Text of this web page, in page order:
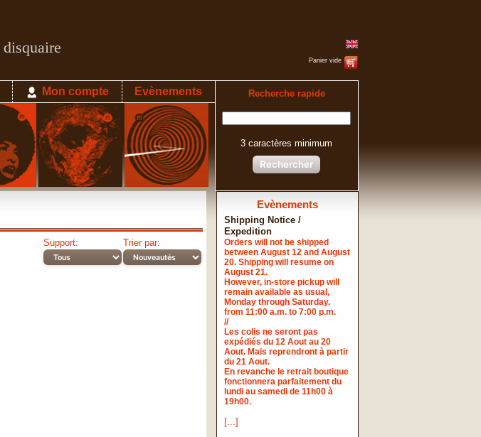
disquaire
Panier vide
Mon compte Evènements Recherche rapide
3 caractères minimum
Rechercher
Evènements
Shipping Notice /
Expedition
Orders will not be shipped
between August 12 and August
20. Shipping will resume on
August 21.
However, in-store pickup will
remain available as usual,
Monday through Saturday,
from 11:00 a.m. to 7:00 p.m.
//
Les colis ne seront pas
expédiés du 12 Aout au 20
Aout. Mais reprendront à partir
du 21 Aout.
En revanche le retrait boutique
fonctionnera parfaitement du
lundi au samedi de 11h00 à
19h00.
[...]
Support: Trier par: